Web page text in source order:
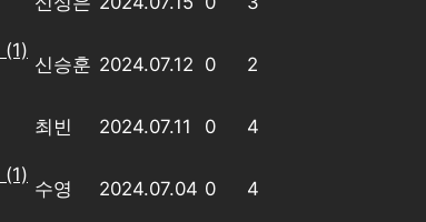
(1)
신승훈 2024.07.12 0 2
최빈 2024.07.11 0 4
(1)
수영 2024.07.04 0 4